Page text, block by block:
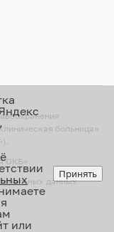
больница»
ОКБ».
данных
или
Принять